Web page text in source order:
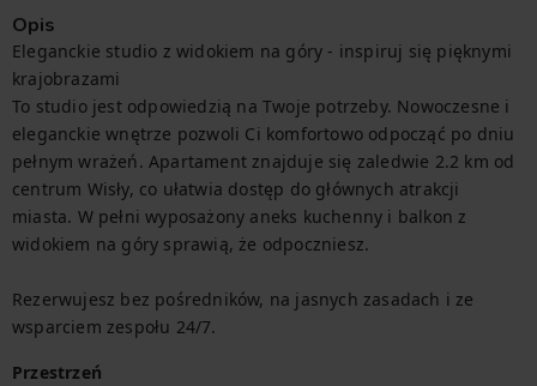
Opis
Eleganckie studio z widokiem na góry - inspiruj się pięknymi
krajobrazami
To studio jest odpowiedzią na Twoje potrzeby. Nowoczesne i
eleganckie wnętrze pozwoli Ci komfortowo odpocząć po dniu
pełnym wrażeń. Apartament znajduje się zaledwie 2.2 km od
centrum Wisły, co ułatwia dostęp do głównych atrakcji
miasta. W pełni wyposażony aneks kuchenny i balkon z
widokiem na góry sprawią, że odpoczniesz.
Rezerwujesz bez pośredników, na jasnych zasadach i ze
wsparciem zespołu 24/7.
Przestrzeń